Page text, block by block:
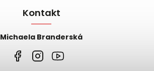
Kontakt
Michaela Branderská